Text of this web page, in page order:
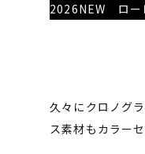
2026NEW ロー
久々にクロノグ
ス素材もカラー